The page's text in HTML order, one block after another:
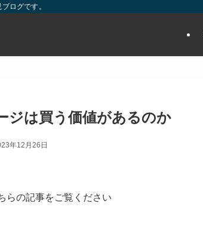
ログです。
ジは買う価値があるのか
年12月26日
らの記事をご覧ください